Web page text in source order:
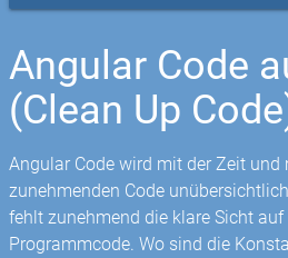
Angular Code
(Clean Up
Angular Code wird mit der Zeit und
zunehmenden Code
fehlt zunehmend die klare Sicht auf
Programmcode. Wo sind die